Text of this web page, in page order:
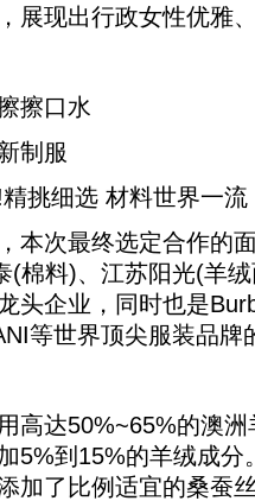
展现出行政女性优雅
擦口水
制服
细选 材料世界一流
次最终选定合作的
(棉料)、江苏阳光(羊
头企业，同时也是
等世界顶尖服装品牌
达50%~65%的澳洲
5%到15%的羊绒成分
加了比例适宜的桑蚕